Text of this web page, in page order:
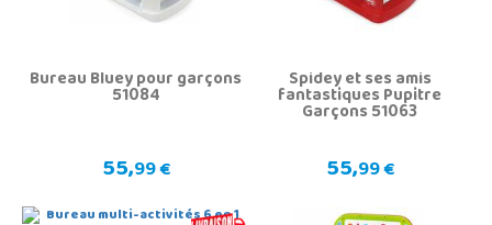
Bureau Bluey pour garçons
51084
55,99 €
Spidey et ses amis
fantastiques Pupitre
Garçons 51063
55,99 €